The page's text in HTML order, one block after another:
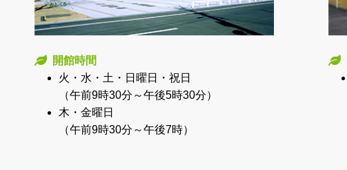
開館時間
火・水・土・日曜日・祝日
（午前9時30分～午後5時30分）
木・金曜日
（午前9時30分～午後7時）